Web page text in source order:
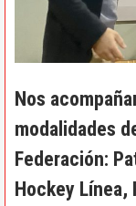
Nos
modalidades
Federación:
Hockey Línea,